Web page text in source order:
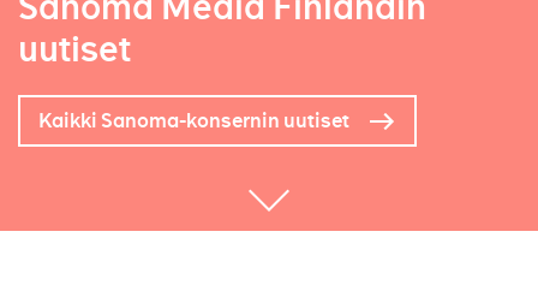
uutiset
Kaikki Sanoma-konsernin uutiset